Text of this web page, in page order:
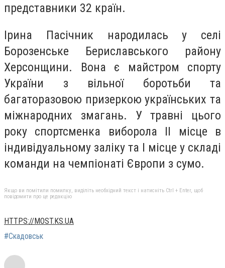
представники 32 країн.
Ірина Пасічник народилась у селі
Борозенське Бериславського району
Херсонщини. Вона є майстром спорту
України з вільної боротьби та
багаторазовою призеркою українських та
міжнародних змагань. У травні цього
року спортсменка виборола II місце в
індивідуальному заліку та І місце у складі
команди на чемпіонаті Європи з сумо.
Якщо ви помітили помилку, виділіть необхідний текст і натисніть Ctrl + Enter, щоб
повідомити про це редакцію
HTTPS://MOST.KS.UA
#Скадовськ